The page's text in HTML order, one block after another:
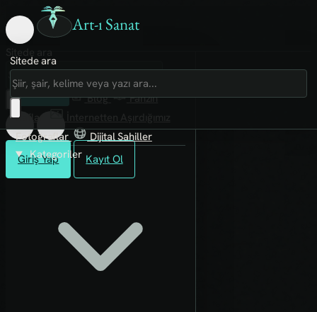
Art-ı Sanat
Giriş Yap Kayıt Ol
Sitede ara
Art-ı Sosyal
İmece
Kütüphane
Blog
Fanzin
Rafları
Fotoğraflar
Dijital Sahiller
Kategoriler